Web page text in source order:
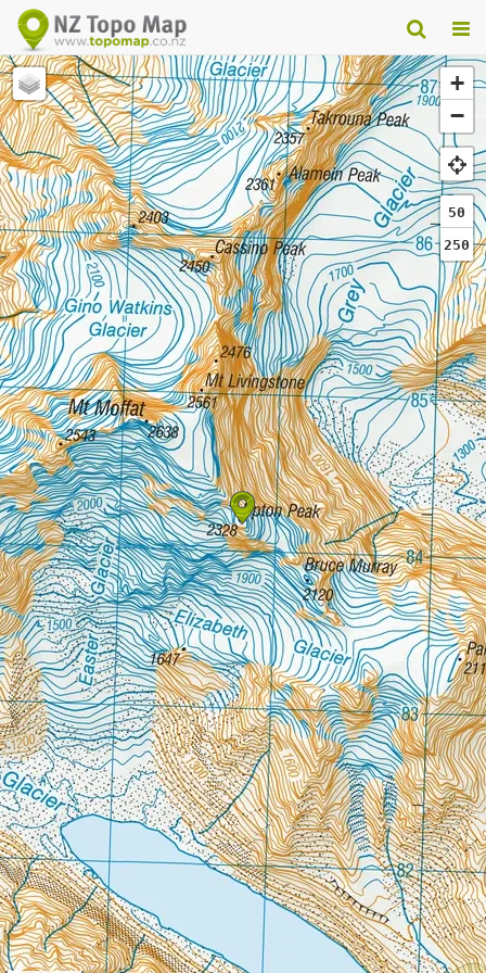
+
−
50
250